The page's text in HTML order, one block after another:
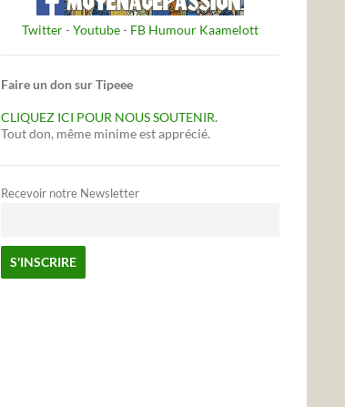
Twitter- Youtube- FB Humour Kaamelott
Faire un don sur Tipeee
CLIQUEZ ICI POUR NOUS SOUTENIR.
Tout don, même minime est apprécié.
Recevoir notre Newsletter